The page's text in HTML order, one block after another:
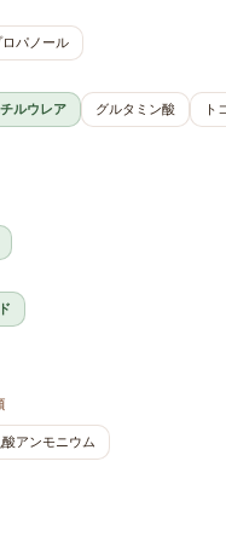
ロパノール
ルウレア グルタミン酸
ト
酸アンモニウム